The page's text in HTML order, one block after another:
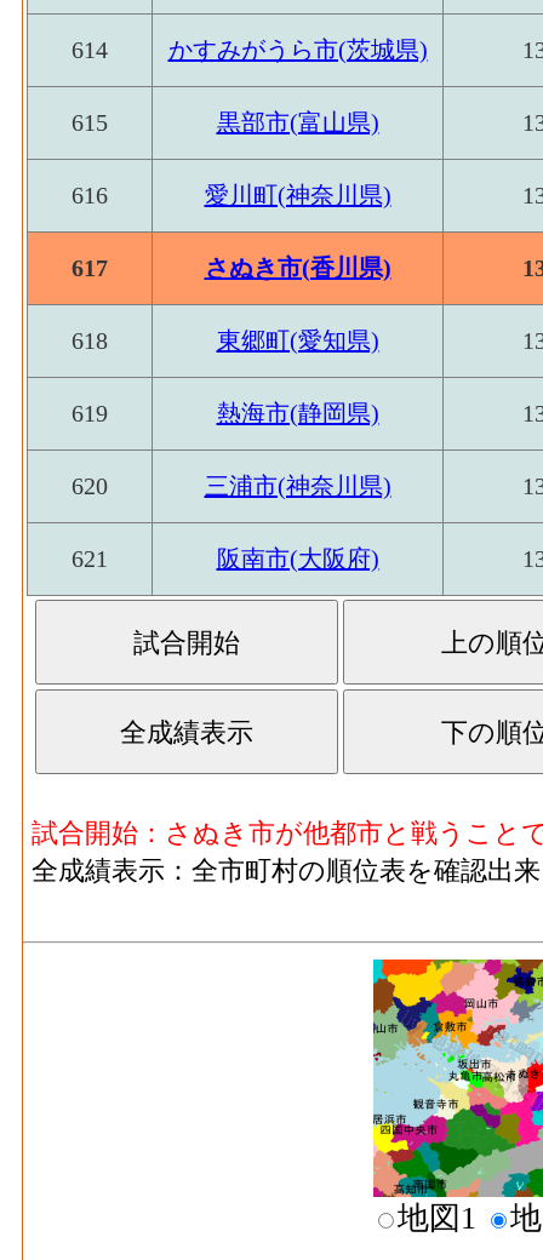
614 かすみがうら市(茨城県)
615 黒部市(富山県)
616 愛川町(神奈川県)
617 さぬき市(香川県)
618 東郷町(愛知県)
619 熱海市(静岡県)
620 三浦市(神奈川県)
621 阪南市(大阪府)
試合開始：さぬき市が他都市と戦うこと
全成績表示：全市町村の順位表を確認出
地図1